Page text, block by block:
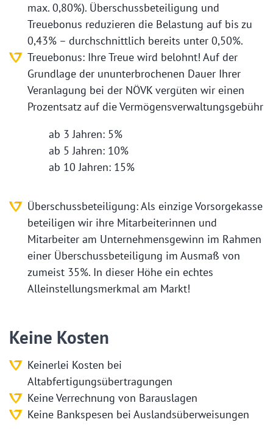
max. 0,80%). Überschussbeteiligung und
Treuebonus reduzieren die Belastung auf bis zu
0,43% – durchschnittlich bereits unter 0,50%.
Treuebonus: Ihre Treue wird belohnt! Auf der
Grundlage der ununterbrochenen Dauer Ihrer
Veranlagung bei der NÖVK vergüten wir einen
Prozentsatz auf die Vermögensverwaltungsgebühr
ab 3 Jahren: 5%
ab 5 Jahren: 10%
ab 10 Jahren: 15%
Überschussbeteiligung: Als einzige Vorsorgekasse
beteiligen wir ihre Mitarbeiterinnen und
Mitarbeiter am Unternehmensgewinn im Rahmen
einer Überschussbeteiligung im Ausmaß von
zumeist 35%. In dieser Höhe ein echtes
Alleinstellungsmerkmal am Markt!
Keine Kosten
Keinerlei Kosten bei
Altabfertigungsübertragungen
Keine Verrechnung von Barauslagen
Keine Bankspesen bei Auslandsüberweisungen